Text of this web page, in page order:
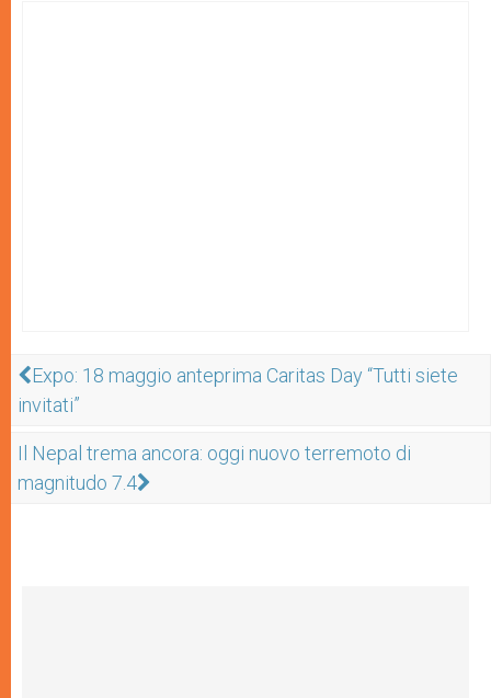
Expo: 18 maggio anteprima Caritas Day “Tutti siete
invitati”
Il Nepal trema ancora: oggi nuovo terremoto di
magnitudo 7.4